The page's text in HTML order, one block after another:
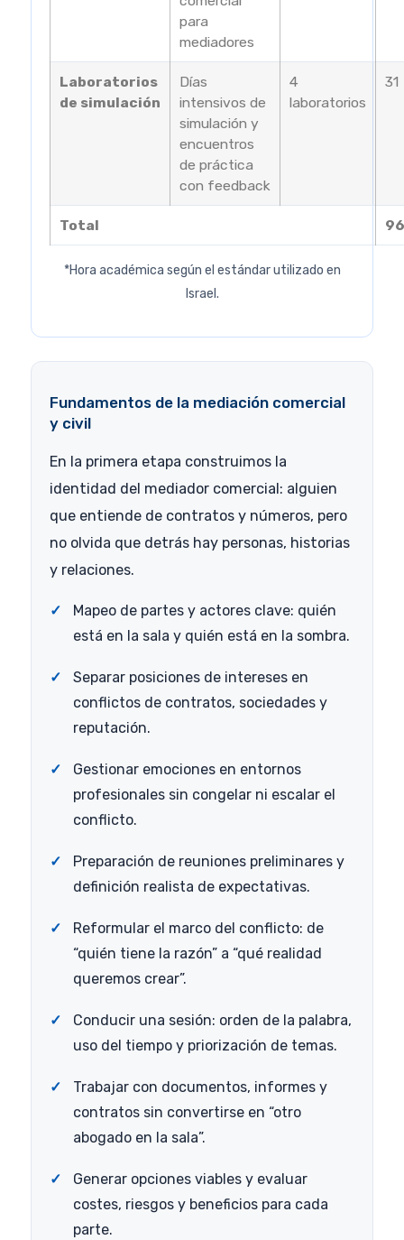
para
mediadores
Laboratorios
de simulación
Días
intensivos de
simulación y
encuentros
de práctica
con feedback
4
laboratorios
31
Total 96
*Hora académica según el estándar utilizado en
Israel.
Fundamentos de la mediación comercial
y civil
En la primera etapa construimos la
identidad del mediador comercial: alguien
que entiende de contratos y números, pero
no olvida que detrás hay personas, historias
y relaciones.
Mapeo de partes y actores clave: quién
está en la sala y quién está en la sombra.
Separar posiciones de intereses en
conflictos de contratos, sociedades y
reputación.
Gestionar emociones en entornos
profesionales sin congelar ni escalar el
conflicto.
Preparación de reuniones preliminares y
definición realista de expectativas.
Reformular el marco del conflicto: de
“quién tiene la razón” a “qué realidad
queremos crear”.
Conducir una sesión: orden de la palabra,
uso del tiempo y priorización de temas.
Trabajar con documentos, informes y
contratos sin convertirse en “otro
abogado en la sala”.
Generar opciones viables y evaluar
costes, riesgos y beneficios para cada
parte.